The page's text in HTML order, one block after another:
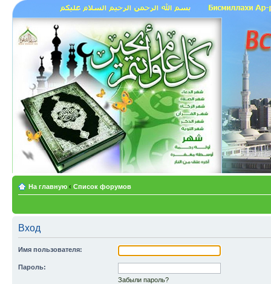
На главную ‹ Список форумов
Вход
Имя пользователя:
Пароль:
Забыли пароль?